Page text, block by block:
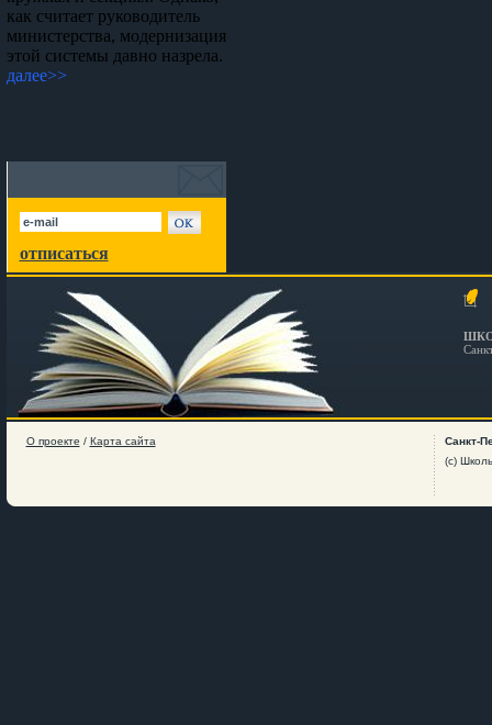
как считает руководитель
министерства, модернизация
этой системы давно назрела.
далее>>
отписаться
О проекте / Карта сайта
Санкт-
(c)